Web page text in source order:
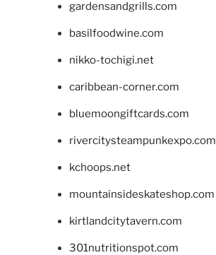
gardensandgrills.com
basilfoodwine.com
nikko-tochigi.net
caribbean-corner.com
bluemoongiftcards.com
rivercitysteampunkexpo.com
kchoops.net
mountainsideskateshop.com
kirtlandcitytavern.com
301nutritionspot.com